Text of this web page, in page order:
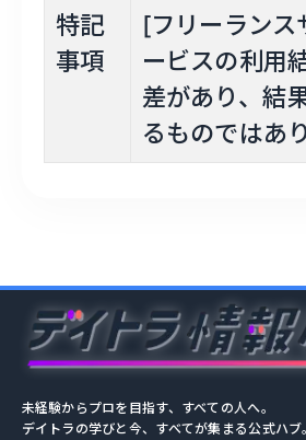
特記
事項
[フリーランス
ービスの利用
差があり、結
るものではあ
未経験からプロを目指す、すべての人へ。
デイトラの学びと今、すべてが集まる公式ハブ